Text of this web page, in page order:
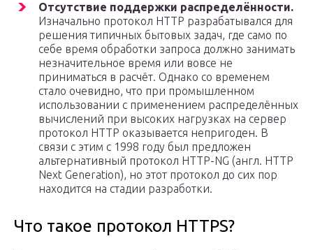
Отсутствие поддержки распределённости.
Изначально протокол HTTP разрабатывался для
решения типичных бытовых задач, где само по
себе время обработки запроса должно занимать
незначительное время или вовсе не
приниматься в расчёт. Однако со временем
стало очевидно, что при промышленном
использовании с применением распределённых
вычислений при высоких нагрузках на сервер
протокол HTTP оказывается непригоден. В
связи с этим с 1998 году был предложен
альтернативный протокол HTTP-NG (англ. HTTP
Next Generation), но этот протокол до сих пор
находится на стадии разработки.
Что такое протокол HTTPS?